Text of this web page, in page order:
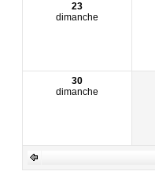
23
dimanche
30
dimanche